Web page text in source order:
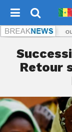
Titi, ciblée pour son
Retour